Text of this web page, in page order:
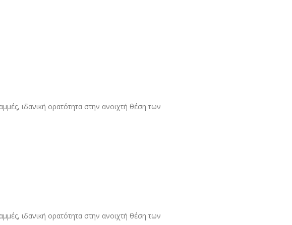
ιδανική ορατότητα στην ανοιχτή θέση των
ιδανική ορατότητα στην ανοιχτή θέση των